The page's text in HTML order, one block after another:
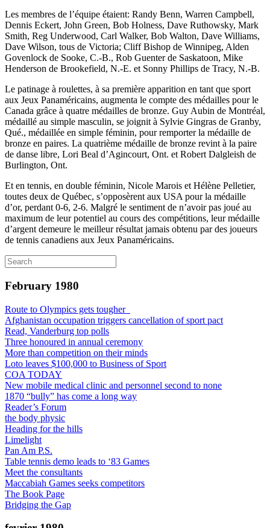
Les membres de l’équipe étaient: Randy Benn, Warren Campbell,
Dennis Eckert, John Green, Bob Holness, Dave Ruthowsky, Mark
Smith, Reg Underwood, Carl Walker, Bob Walton, Dave Williams,
Dave Wilson, tous de Victoria; Cliff Bishop de Winnipeg, Alden
Govenlock de Sooke, C.-B., Rob Guenter de Saskatoon, Mike
Henderson de Brookefield, N.-E. et Sonny Phillips de Tracy, N.-B.
Le patinage à roulettes, à sa première apparition en tant que sport
aux Jeux Panaméricains, augmenta le compte des médailles pour le
Canada grâce à quatre médailles de bronze. Guy Aubin de Montréal,
médaillé au simple masculin, se joignit à Sylvie Gingras de Granby,
Qué., médaillée en simple féminin, pour remporter la médaille de
bronze en paires. La quatrième médaille de bronze revint à la paire
de danse libre, Lori Beal d’Agincourt, Ont. et Robert Dalgleish de
Burlington, Ont.
Et en tennis, en double féminin, Nicole Marois et Hélène Pelletier,
toutes deux de Québec, s’opposèrent aux USA pour la médaille
d’or, perdant 0-6, 2-6. Malgré le sentiment de n’avoir pas joué au
maximum de leur potentiel au cours des compétitions, leur médaille
d’argent demeure le meilleur résultat jamais obtenu par des joueurs
de tennis canadiens aux Jeux Panaméricains.
February 1980
Route to Olympics gets tougher
Afghanistan occupation triggers cancellation of sport pact
Read, Vanderburg top polls
Three honoured in annual ceremony
More than competition on their minds
Loto leaves $100,000 to Business of Sport
COA TODAY
New mobile medical clinic and personnel second to none
1870 “bully” has come a long way
Reader’s Forum
the body physic
Heading for the hills
Limelight
Pan Am P.S.
Table tennis demo leads to ‘83 Games
Meet the consultants
Maccabiah Games seeks competitors
The Book Page
Bridging the Gap